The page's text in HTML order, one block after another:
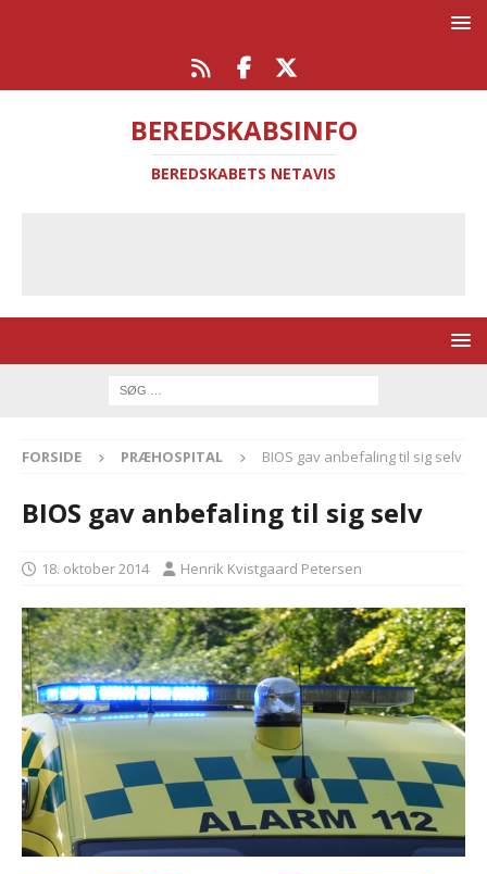
BEREDSKABSINFO
BEREDSKABETS NETAVIS
FORSIDE PRÆHOSPITAL BIOS gav anbefaling til sig selv
BIOS gav anbefaling til sig selv
18. oktober 2014 Henrik Kvistgaard Petersen